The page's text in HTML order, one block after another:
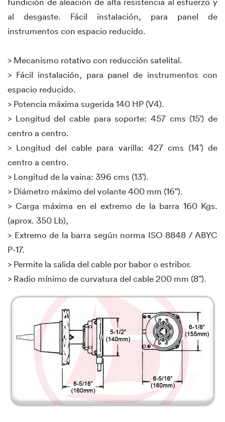
al desgaste. Fácil instalación, para panel de
instrumentos con espacio reducido.
> Mecanismo rotativo con reducción satelital.
> Fácil instalación, para panel de instrumentos con
espacio reducido.
> Potencia máxima sugerida 140 HP (V4).
> Longitud del cable para soporte: 457 cms (15') de
centro a centro.
> Longitud del cable para varilla: 427 cms (14') de
centro a centro.
> Longitud de la vaina: 396 cms (13').
> Diámetro máximo del volante 400 mm (16").
> Carga máxima en el extremo de la barra 160 Kgs.
(aprox. 350 Lb),
> Extremo de la barra según norma ISO 8848 / ABYC
P-17.
> Permite la salida del cable por babor o estribor.
> Radio mínimo de curvatura del cable 200 mm (8").